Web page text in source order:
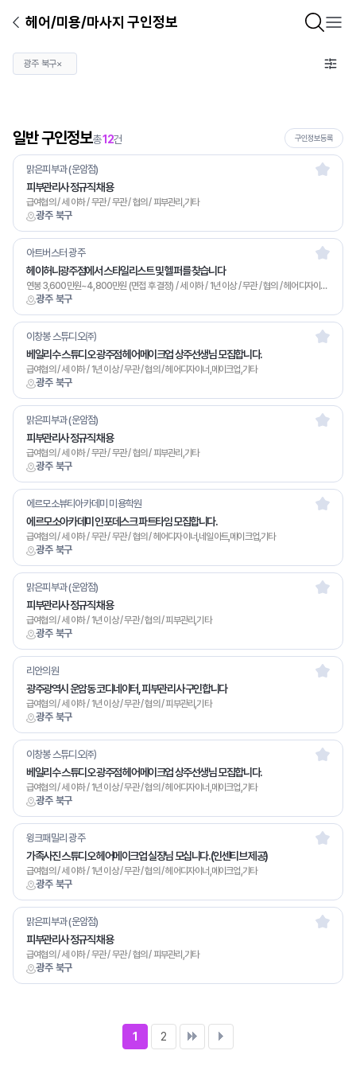
헤어/미용/마사지 구인정보
광주 북구×
일반 구인정보총12건 구인정보등록
광주 북구
맑은피부과 (운암점)
피부관리사 정규직 채용
급여협의 / 세 이하 / 무관 / 무관 / 협의 / 피부관리,기타
광주 북구
아트버스터 광주
헤이허니광주점에서 스타일리스트 및 헬퍼를 찾습니다
연봉 3,600만원~4,800만원 (면접 후 결정) / 세 이하 / 1년 이상 / 무관 / 협의 / 헤어디자이너,메이크업,기타
광주 북구
이창봉 스튜디오㈜
베일리수 스튜디오 광주점 헤어메이크업 상주선생님 모집합니다.
급여협의 / 세 이하 / 1년 이상 / 무관 / 협의 / 헤어디자이너,메이크업,기타
광주 북구
맑은피부과 (운암점)
피부관리사 정규직 채용
급여협의 / 세 이하 / 무관 / 무관 / 협의 / 피부관리,기타
광주 북구
에르모소뷰티아카데미 미용학원
에르모소아카데미 인포데스크 파트타임 모집합니다.
급여협의 / 세 이하 / 무관 / 무관 / 협의 / 헤어디자이너,네일아트,메이크업,기타
광주 북구
맑은피부과 (운암점)
피부관리사 정규직 채용
급여협의 / 세 이하 / 1년 이상 / 무관 / 협의 / 피부관리,기타
광주 북구
리안의원
광주광역시 운암동 코디네이터, 피부관리사 구인합니다
급여협의 / 세 이하 / 1년 이상 / 무관 / 협의 / 피부관리,기타
광주 북구
이창봉 스튜디오㈜
베일리수 스튜디오 광주점 헤어메이크업 상주선생님 모집합니다.
급여협의 / 세 이하 / 1년 이상 / 무관 / 협의 / 헤어디자이너,메이크업,기타
광주 북구
윙크패밀리 광주
가족사진 스튜디오 헤어메이크업 실장님 모십니다.(인센티브 제공)
급여협의 / 세 이하 / 1년 이상 / 무관 / 협의 / 헤어디자이너,메이크업,기타
광주 북구
맑은피부과 (운암점)
피부관리사 정규직 채용
급여협의 / 세 이하 / 무관 / 무관 / 협의 / 피부관리,기타
1 2